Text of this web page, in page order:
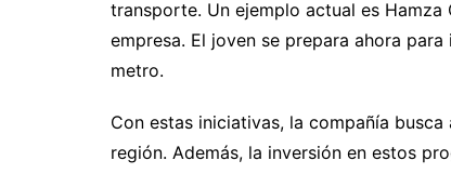
transporte. Un ejemplo actual es Hamza
empresa. El joven se prepara ahora
metro.
Con estas iniciativas, la compañía
región. Además, la inversión en estos